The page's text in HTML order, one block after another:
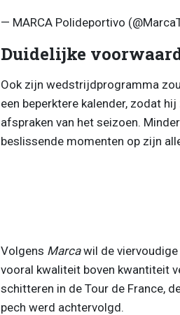
— MARCA Polideportivo
Duidelijke
Ook zijn wedstrijdprogramma
een beperktere kalender, zodat
afspraken van het seizoen.
beslissende momenten op zijn
Volgens Marcawil de viervoudige
vooral kwaliteit boven kwantiteit
schitteren in de Tour de France,
pech werd achtervolgd.